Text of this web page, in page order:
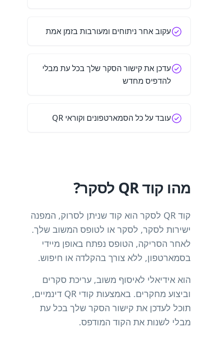
עקוב אחר ניתוחים ומעורבות בזמן אמת
עדכן את קישור הסקר שלך בכל עת מבלי
להדפיס מחדש
עובד על כל הסמארטפונים וקוראי QR
מהו קוד QR לסקר?
קוד QR לסקר הוא קוד שניתן לסרוק, המפנה
ישירות לסקר, לסקר או לטופס המשוב שלך.
לאחר הסריקה, הטופס נפתח באופן מיידי
בסמארטפון, ללא צורך בהקלדה או חיפוש.
הוא אידיאלי לאיסוף משוב, עריכת סקרים
וביצוע מחקרים. באמצעות קודי QR דינמיים,
תוכל לעדכן את קישור הסקר שלך בכל עת
מבלי לשנות את הקוד המודפס.